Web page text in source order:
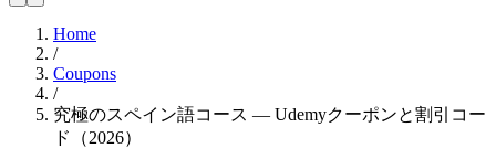
Home
/
Coupons
/
究極のスペイン語コース — Udemyクーポンと割引コー
ド（2026）